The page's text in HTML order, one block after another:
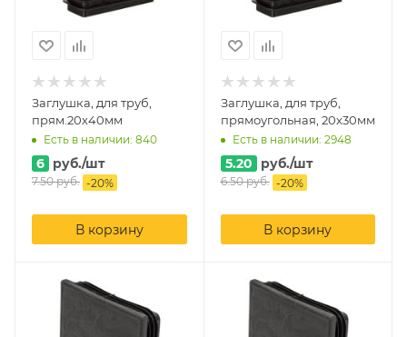
Заглушка, для труб,
прям.20х40мм
Есть в наличии: 840
6 руб./шт
7.50руб. -20%
В корзину
Заглушка, для труб,
прямоугольная, 20х30мм
Есть в наличии: 2948
5.20 руб./шт
6.50руб. -20%
В корзину